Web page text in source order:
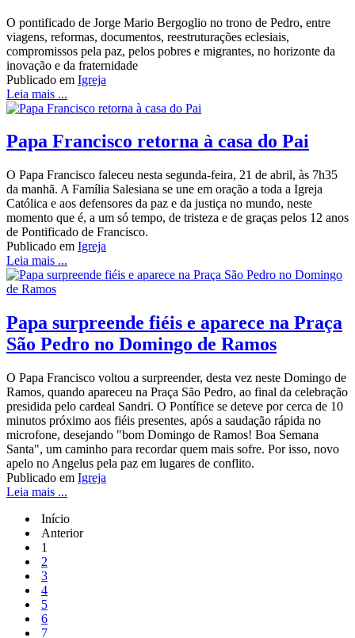
O pontificado de Jorge Mario Bergoglio no trono de Pedro, entre
viagens, reformas, documentos, reestruturações eclesiais,
compromissos pela paz, pelos pobres e migrantes, no horizonte da
inovação e da fraternidade
Publicado em Igreja
Leia mais ...
Papa Francisco retorna à casa do Pai
O Papa Francisco faleceu nesta segunda-feira, 21 de abril, às 7h35
da manhã. A Família Salesiana se une em oração a toda a Igreja
Católica e aos defensores da paz e da justiça no mundo, neste
momento que é, a um só tempo, de tristeza e de graças pelos 12 anos
de Pontificado de Francisco.
Publicado em Igreja
Leia mais ...
Papa surpreende fiéis e aparece na Praça
São Pedro no Domingo de Ramos
O Papa Francisco voltou a surpreender, desta vez neste Domingo de
Ramos, quando apareceu na Praça São Pedro, ao final da celebração
presidida pelo cardeal Sandri. O Pontífice se deteve por cerca de 10
minutos próximo aos fiéis presentes, após a saudação rápida no
microfone, desejando "bom Domingo de Ramos! Boa Semana
Santa", um caminho para recordar quem mais sofre. Por isso, novo
apelo no Angelus pela paz em lugares de conflito.
Publicado em Igreja
Leia mais ...
Início
Anterior
1
2
3
4
5
6
7